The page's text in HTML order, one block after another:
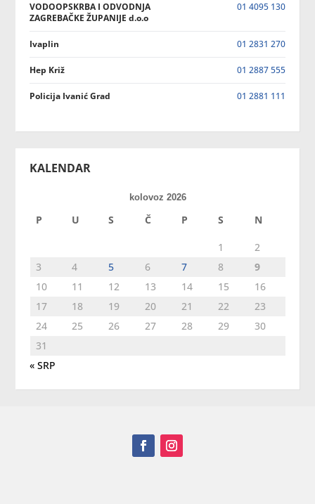
VODOOPSKRBA I ODVODNJA
ZAGREBAČKE ŽUPANIJE d.o.o
01 4095 130
Ivaplin 01 2831 270
Hep Križ 01 2887 555
Policija Ivanić Grad 01 2881 111
KALENDAR
kolovoz 2026
P U S Č P S N
1
2
3
4 5 6 7 8
9
10
11 12 13 14 15
16
17
18 19 20 21 22
23
24
25 26 27 28 29
30
31
« SRP